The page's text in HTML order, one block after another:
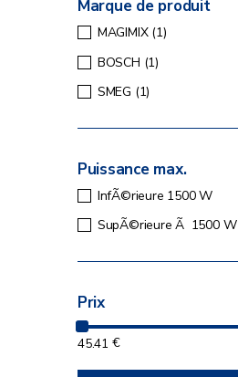
Marque de produit
MAGIMIX (1)
BOSCH (1)
SMEG (1)
Puissance max.
InfÃ©rieure 1500 W
SupÃ©rieure Ã 1500 W
Prix
45.41 €